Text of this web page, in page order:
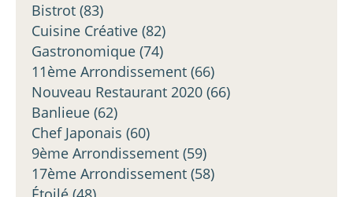
Bistrot (83)
Cuisine Créative (82)
Gastronomique (74)
11ème Arrondissement (66)
Nouveau Restaurant 2020 (66)
Banlieue (62)
Chef Japonais (60)
9ème Arrondissement (59)
17ème Arrondissement (58)